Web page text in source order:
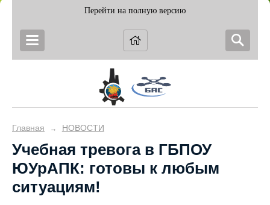
Перейти на полную версию
Главная → НОВОСТИ
Учебная тревога в ГБПОУ
ЮУрАПК: готовы к любым
ситуациям!